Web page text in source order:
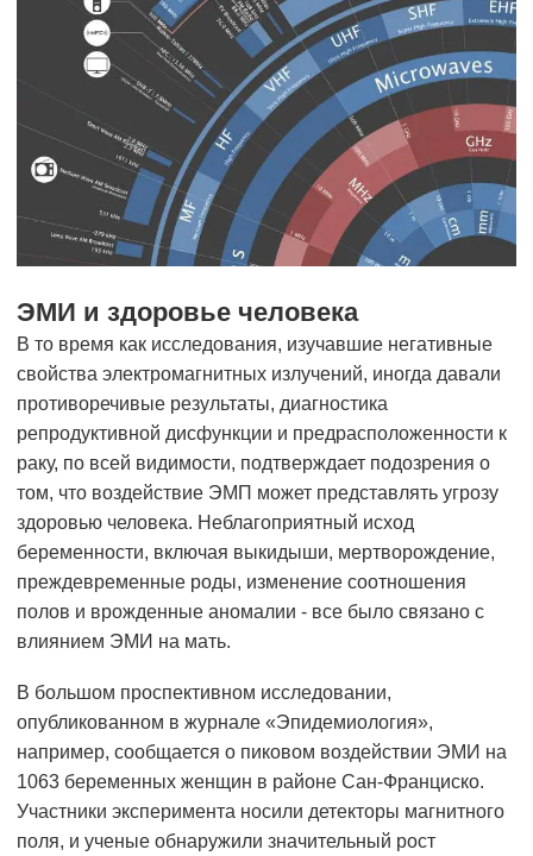
ЭМИ и здоровье человека
В то время как исследования, изучавшие негативные
свойства электромагнитных излучений, иногда давали
противоречивые результаты, диагностика
репродуктивной дисфункции и предрасположенности к
раку, по всей видимости, подтверждает подозрения о
том, что воздействие ЭМП может представлять угрозу
здоровью человека. Неблагоприятный исход
беременности, включая выкидыши, мертворождение,
преждевременные роды, изменение соотношения
полов и врожденные аномалии - все было связано с
влиянием ЭМИ на мать.
В большом проспективном исследовании,
опубликованном в журнале «Эпидемиология»,
например, сообщается о пиковом воздействии ЭМИ на
1063 беременных женщин в районе Сан-Франциско.
Участники эксперимента носили детекторы магнитного
поля, и ученые обнаружили значительный рост